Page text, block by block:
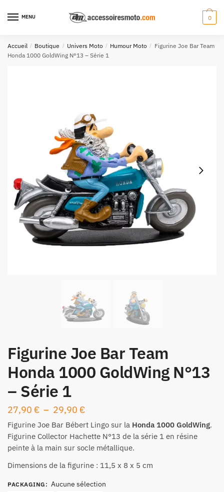
navigation
au
MENU 0
Accueil / Boutique / Univers Moto / Humour Moto /
Figurine Joe Bar Team
Honda 1000 GoldWing N°13 – Série 1
Figurine Joe Bar Team
Honda 1000 GoldWing N°13
– Série 1
27,90 € – 29,90 €Plage
de
prix :
27,90 €
à
Figurine Joe Bar Bébert Lingo sur la Honda 1000 GoldWing.
Figurine Collector Hachette N°13 de la série 1 en résine
peinte à la main sur socle métallique.
Dimensions de la figurine : 11,5 x 8 x 5 cm
PACKAGING : Aucune sélection